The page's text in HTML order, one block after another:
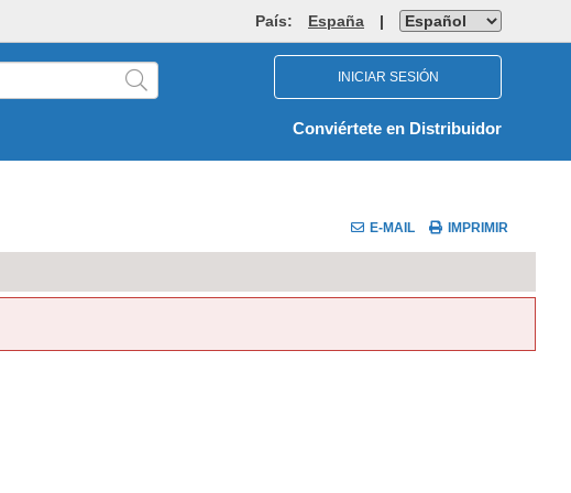
País: España |
INICIAR SESIÓN
Conviértete en Distribuidor
E-MAIL IMPRIMIR